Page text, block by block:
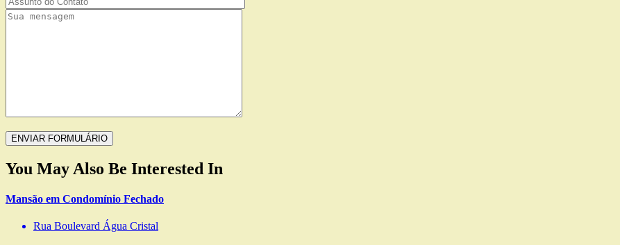
You May Also Be Interested In
Mansão em Condomínio Fechado
Rua Boulevard Água Cristal